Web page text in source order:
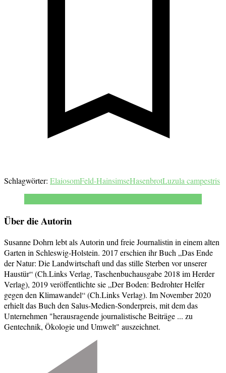
Schlagwörter: ElaiosomFeld-HainsimseHasenbrotLuzula campestris
Über die Autorin
Susanne Dohrn lebt als Autorin und freie Journalistin in einem alten
Garten in Schleswig-Holstein. 2017 erschien ihr Buch „Das Ende
der Natur: Die Landwirtschaft und das stille Sterben vor unserer
Haustür“ (Ch.Links Verlag, Taschenbuchausgabe 2018 im Herder
Verlag), 2019 veröffentlichte sie „Der Boden: Bedrohter Helfer
gegen den Klimawandel“ (Ch.Links Verlag). Im November 2020
erhielt das Buch den Salus-Medien-Sonderpreis, mit dem das
Unternehmen "herausragende journalistische Beiträge ... zu
Gentechnik, Ökologie und Umwelt" auszeichnet.
Beitragsnavigation